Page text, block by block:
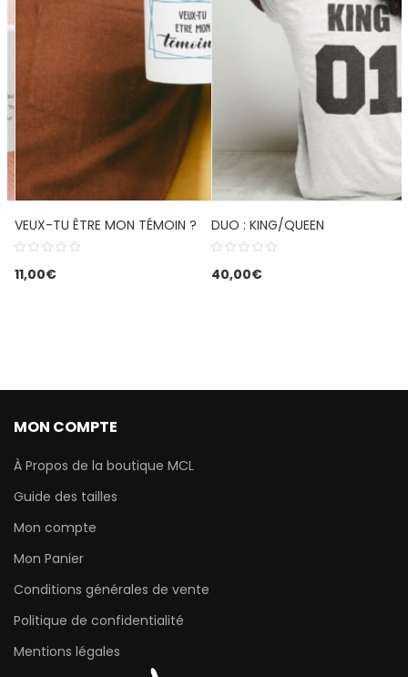
VEUX-TU ÊTRE MON TÉMOIN ?
11,00€
DUO : KING/QUEEN
40,00€
MON COMPTE
À Propos de la boutique MCL
Guide des tailles
Mon compte
Mon Panier
Conditions générales de vente
Politique de confidentialité
Mentions légales